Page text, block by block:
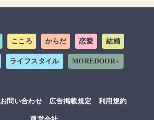
こころ からだ 恋愛 結婚
ライフスタイル MOREDOOR+
お問い合わせ 広告掲載規定
利用規約